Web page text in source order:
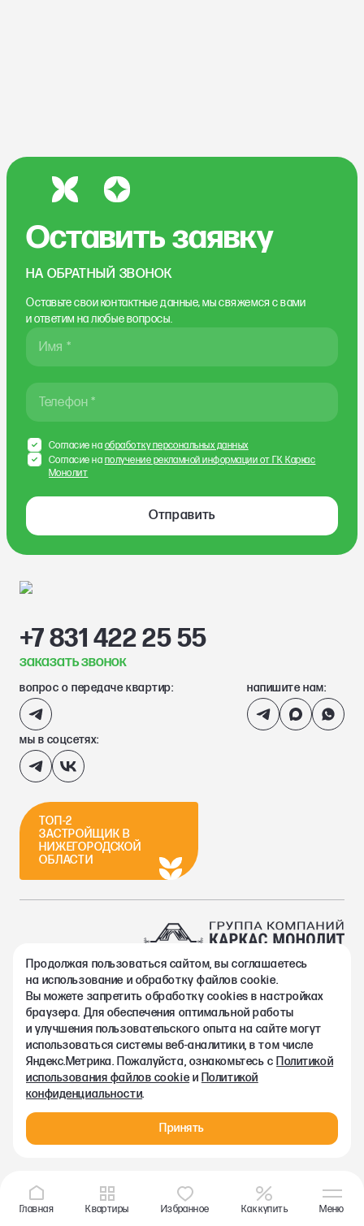
Оставить заявку
НА ОБРАТНЫЙ ЗВОНОК
Оставьте свои контактные данные, мы свяжемсяс вами
и ответим на любые вопросы.
Имя *
Телефон *
Отправить
Согласие на обработку персональных данных
Согласие на получение рекламной информации от ГК Каркас
Монолит
+7 831 422 25 55
заказать звонок
вопрос о передаче квартир: напишите нам:
мы в соцсетях:
ТОП-2
ЗАСТРОЙЩИК В
НИЖЕГОРОДСКОЙ
ОБЛАСТИ
2002-2026. Группа компаний Каркас Монолит
Политика конфиденциальности
Правовая информация
Согласие на обработку персональных данных
Согласие на получение рекламно-информационных материалов
Любая информация, представленная на данном сайте, носит
исключительно информационный характер и ни при каких
условиях не является публичной офертой, определяемой
Главная Квартиры Избранное Как купить Меню
Продолжая пользоваться сайтом, вы соглашаетесь
на использование и обработку файлов cookie.
Вы можете запретить обработку сookies в настройках
браузера. Для обеспечения оптимальной работы
и улучшения пользовательского опыта на сайте могут
использоваться системы веб-аналитики, в том числе
Яндекс.Метрика. Пожалуйста, ознакомьтесь с Политикой
использования файлов cookieи Политикой
конфиденциальности.
Принять